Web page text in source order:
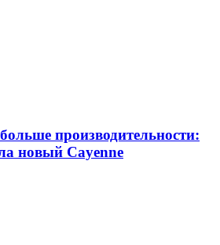
производительности:
новый Cayenne